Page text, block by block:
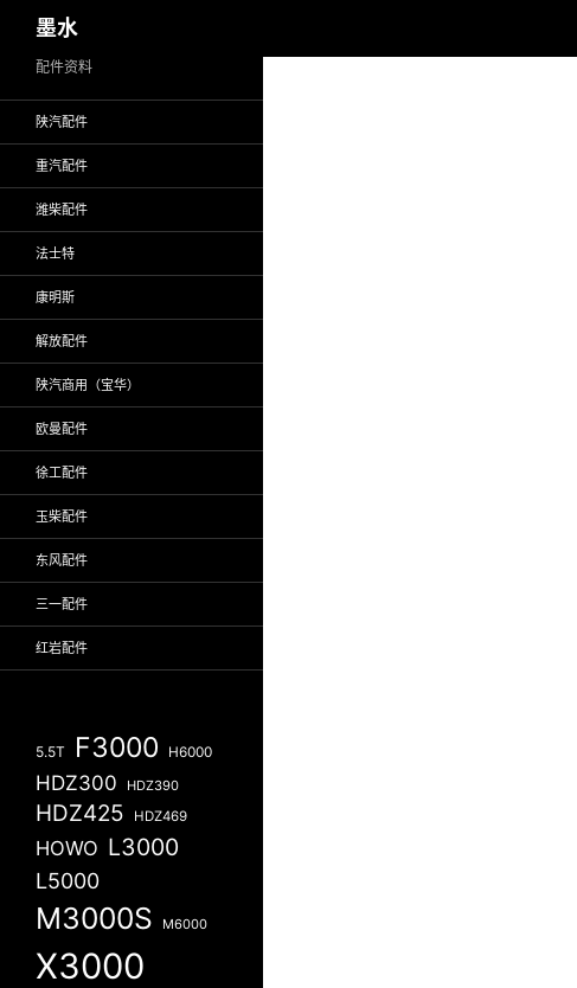
至
墨水
配件资料
陕汽配件
重汽配件
潍柴配件
法士特
康明斯
解放配件
陕汽商用（宝华）
欧曼配件
徐工配件
玉柴配件
东风配件
三一配件
红岩配件
5.5T F3000 H6000
HDZ300 HDZ390
HDZ425 HDZ469
HOWO L3000
L5000
M3000S M6000
X3000